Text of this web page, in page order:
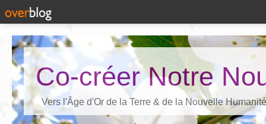
Co-créer Notre
Vers l'Âge d'Or de la Terre & de la Nouvelle Humanité